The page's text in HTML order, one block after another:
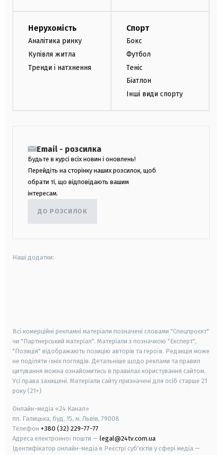
Нерухомість
Аналітика ринку
Купівля житла
Тренди і натхнення
Спорт
Бокс
Футбол
Теніс
Біатлон
Інші види спорту
Email - розсилка
Будьте в курсі всіх новин і оновлень!
Перейдіть на сторінку наших розсилок, щоб
обрати ті, що відповідають вашим
інтересам.
ДО РОЗСИЛОК
Наші додатки:
Всі комерційні рекламні матеріали позначені словами "Спецпроєкт"
чи "Партнерський матеріал". Матеріали з позначкою "Експерт",
"Позиція" відображають позицію авторів та героїв. Редакція може
не поділяти їхніх поглядів. Детальніше щодо реклами та правил
цитування можна ознайомитись в правилах користування сайтом.
Усі права захищені. Матеріали сайту призначені для осіб старше 21
року (21+)
Онлайн-медіа «24 Канал»
пл. Галицька, буд. 15, м. Львів, 79008
Телефон +380 (32) 229-77-77
Адреса електронної пошти — legal@24tv.com.ua
Ідентифікатор онлайн-медіа в Реєстрі суб'єктів у сфері медіа —